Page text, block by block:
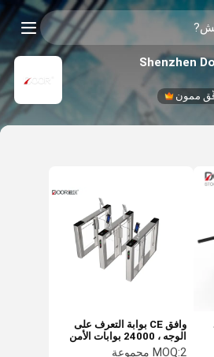
Shenzhen
ممون
وافق CE بوابة التعرف على
الوجه ، 24000 بوابات الأمن
مكتب قدرة الوجه
MOQ:2 مجموعة